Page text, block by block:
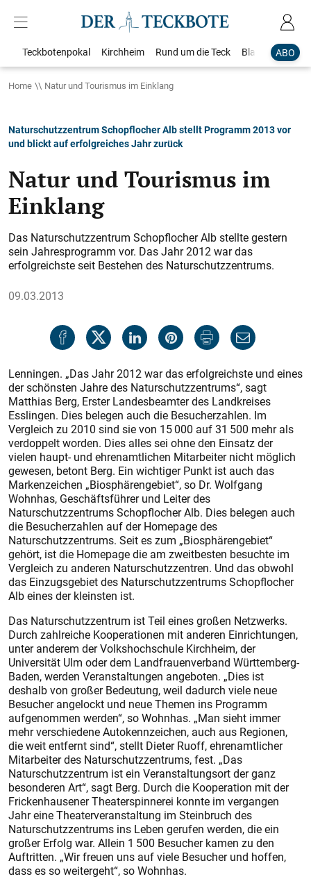
ABO
Teckbotenpokal Kirchheim Rund um die Teck Blaulicht
Home Natur und Tourismus im Einklang
Naturschutzzentrum Schopflocher Alb stellt Programm 2013 vor
und blickt auf erfolgreiches Jahr zurück
Natur und Tourismus im
Einklang
Das Naturschutzzentrum Schopflocher Alb stellte gestern
sein Jahresprogramm vor. Das Jahr 2012 war das
erfolgreichste seit Bestehen des ­Naturschutzzentrums.
09.03.2013
Lenningen. „Das Jahr 2012 war das erfolgreichste und eines
der schönsten Jahre des Naturschutzzentrums“, sagt
Matthias Berg, Erster Landesbeamter des Landkreises
Esslingen. Dies belegen auch die Besucherzahlen. Im
Vergleich zu 2010 sind sie von 15 000 auf 31 500 mehr als
verdoppelt worden. Dies alles sei ohne den Einsatz der
vielen haupt- und ehrenamtlichen Mitarbeiter nicht möglich
gewesen, betont Berg. Ein wichtiger Punkt ist auch das
Markenzeichen „Biosphärengebiet“, so Dr. Wolfgang
Wohnhas, Geschäftsführer und Leiter des
Naturschutzzentrums Schopflocher Alb. Dies belegen auch
die Besucherzahlen auf der Homepage des
Naturschutzzentrums. Seit es zum „Biosphärengebiet“
gehört, ist die Homepage die am zweitbesten besuchte im
Vergleich zu anderen Naturschutzzentren. Und das obwohl
das Einzugsgebiet des Naturschutzzentrums Schopflocher
Alb eines der kleinsten ist.
Das Naturschutzzentrum ist Teil eines großen Netzwerks.
Durch zahlreiche Kooperationen mit anderen Einrichtungen,
unter anderem der Volkshochschule Kirchheim, der
Universität Ulm oder dem Landfrauenverband Württemberg-
Baden, werden Veranstaltungen angeboten. „Dies ist
deshalb von großer Bedeutung, weil dadurch viele neue
Besucher angelockt und neue Themen ins Programm
aufgenommen werden“, so Wohnhas. „Man sieht immer
mehr verschiedene Autokennzeichen, auch aus Regionen,
die weit entfernt sind“, stellt Dieter Ruoff, ehrenamtlicher
Mitarbeiter des Naturschutzzentrums, fest. „Das
Naturschutzzentrum ist ein Veranstaltungsort der ganz
besonderen Art“, sagt Berg. Durch die Kooperation mit der
Frickenhausener Theaterspinnerei konnte im vergangen
Jahr eine Theaterveranstaltung im Steinbruch des
Naturschutzzentrums ins Leben gerufen werden, die ein
großer Erfolg war. Allein 1 500 Besucher kamen zu den
Auftritten. „Wir freuen uns auf viele Besucher und hoffen,
dass es so weitergeht“, so Wohnhas.